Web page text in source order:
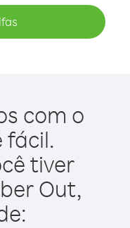
com o
fácil.
tiver
Out,